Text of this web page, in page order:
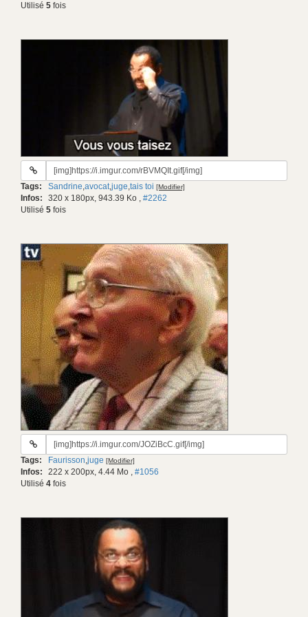
Utilisé 5 fois
URL
gif:
Tags: Sandrine,avocat,juge,tais toi [Modifier]
Infos: 320 x 180px, 943.39 Ko , #2262
Utilisé 5 fois
URL
gif:
Tags: Faurisson,juge [Modifier]
Infos: 222 x 200px, 4.44 Mo , #1056
Utilisé 4 fois